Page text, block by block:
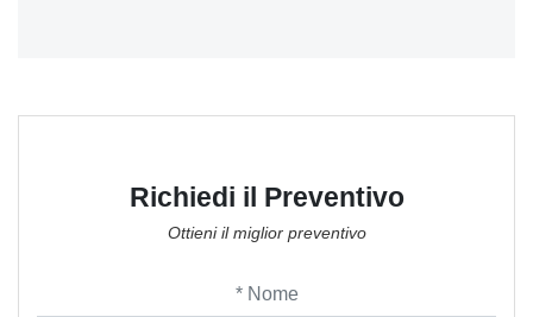
Richiedi il Preventivo
Ottieni il miglior preventivo